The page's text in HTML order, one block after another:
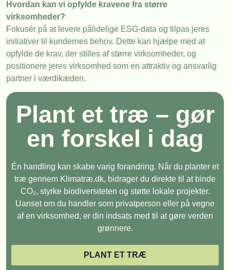
Hvordan kan vi opfylde kravene fra større
virksomheder?
Fokusér på at levere pålidelige ESG-data og tilpas jeres
initiativer til kundernes behov. Dette kan hjælpe med at
opfylde de krav, der stilles af større virksomheder, og
positionere jeres virksomhed som en attraktiv og ansvarlig
partner i værdikæden.
Plant et træ – gør
en forskel i dag
Én handling kan skabe varig forandring. Når du planter et
træ gennem Klimatræ.dk, bidrager du direkte til at binde
CO₂, styrke biodiversiteten og støtte lokale projekter.
Uanset om du handler som privatperson eller på vegne
af en virksomhed, er din indsats med til at gøre verden
grønnere.
PLANT ET TRÆ